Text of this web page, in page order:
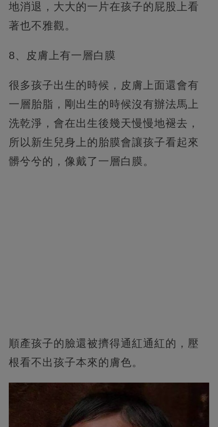
地消退，大大的一片在孩子的屁股上看
著也不雅觀。
8、皮膚上有一層白膜
很多孩子出生的時候，皮膚上面還會有
一層胎脂，剛出生的時候沒有辦法馬上
洗乾淨，會在出生後幾天慢慢地褪去，
所以新生兒身上的胎膜會讓孩子看起來
髒兮兮的，像戴了一層白膜。
順產孩子的臉還被擠得通紅通紅的，壓
根看不出孩子本來的膚色。